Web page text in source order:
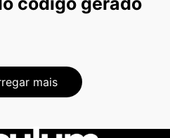
mais